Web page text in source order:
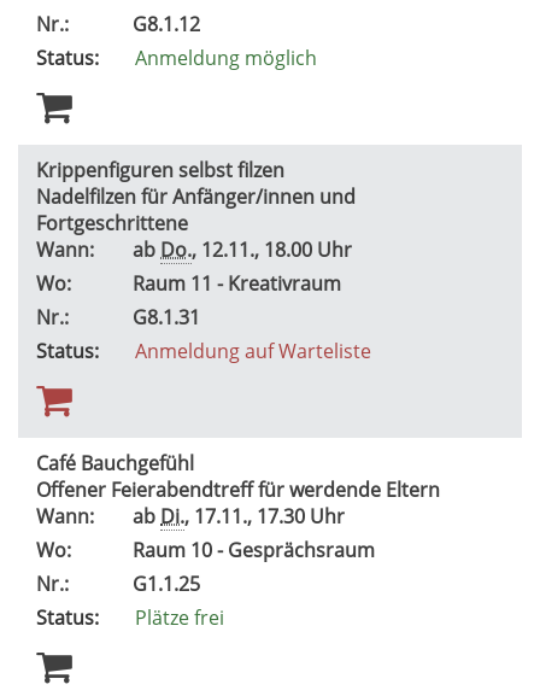
Nr.:
G8.1.12
Status:
Anmeldung möglich
Krippenfiguren selbst filzen
Nadelfilzen für Anfänger/innen und
Fortgeschrittene
Wann:
ab Do., 12.11., 18.00 Uhr
Wo:
Raum 11 - Kreativraum
Nr.:
G8.1.31
Status:
Anmeldung auf Warteliste
Café Bauchgefühl
Offener Feierabendtreff für werdende Eltern
Wann:
ab Di., 17.11., 17.30 Uhr
Wo:
Raum 10 - Gesprächsraum
Nr.:
G1.1.25
Status:
Plätze frei